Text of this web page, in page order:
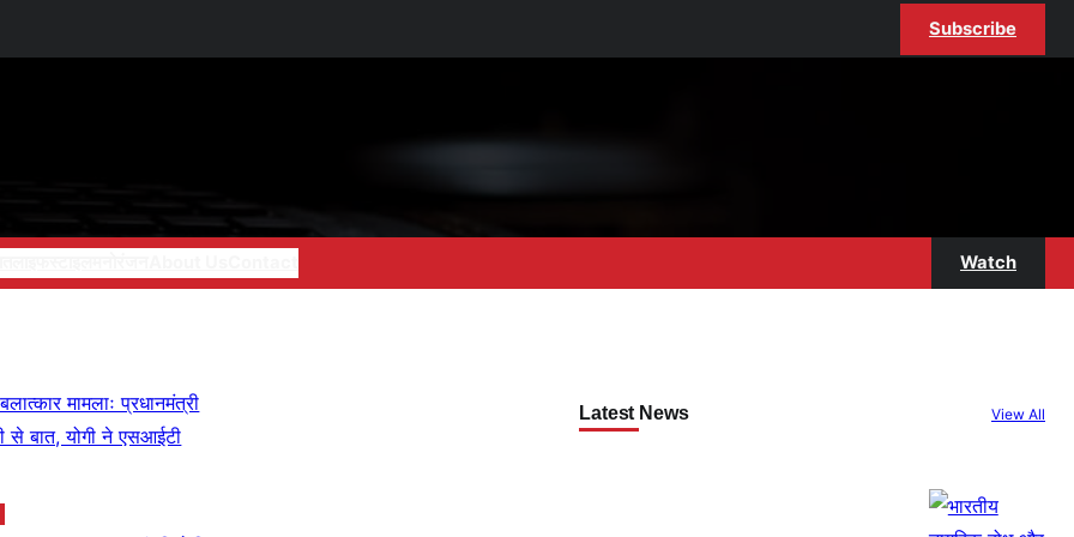
Subscribe
Watch
Latest News View All